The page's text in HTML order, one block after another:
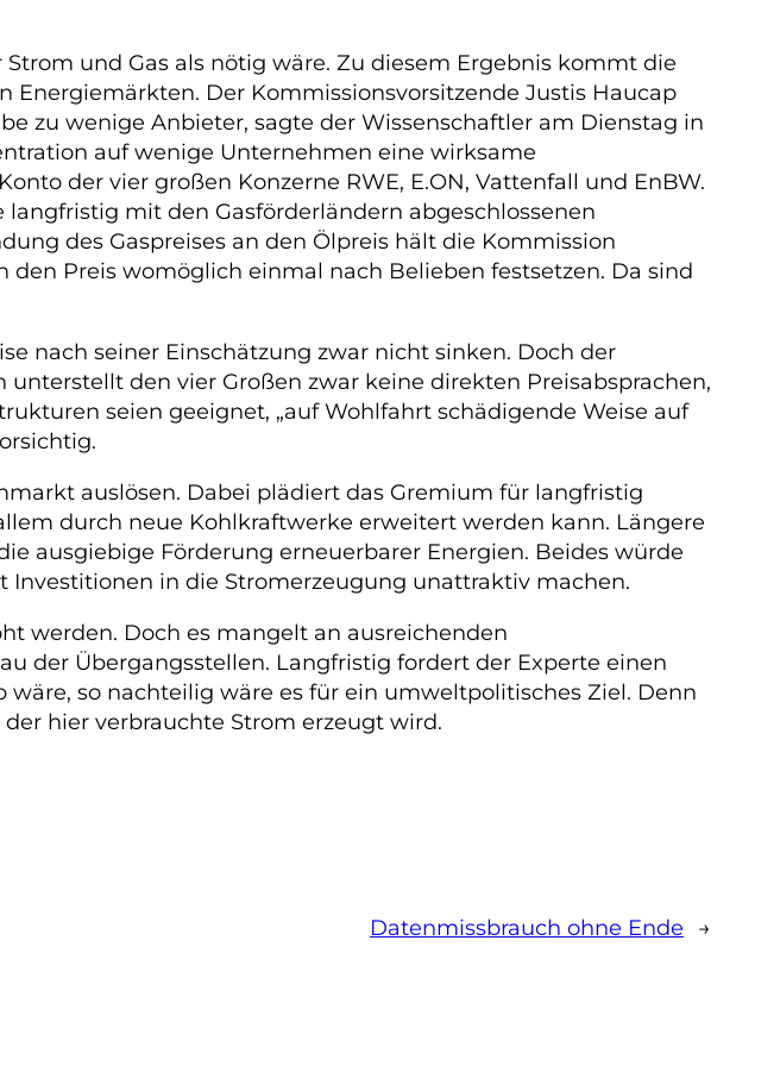
und Gas als nötig wäre. Zu diesem Ergebnis kommt die
Der Kommissionsvorsitzende Justis Haucap
zu wenige Anbieter, sagte der Wissenschaftler am Dienstag in
auf wenige Unternehmen eine wirksame
der vier großen Konzerne RWE, E.ON, Vattenfall und EnBW.
mit den Gasförderländern abgeschlossenen
des Gaspreises an den Ölpreis hält die Kommission
Preis womöglich einmal nach Belieben festsetzen. Da sind
nach seiner Einschätzung zwar nicht sinken. Doch der
den vier Großen zwar keine direkten Preisabsprachen,
seien geeignet, „auf Wohlfahrt schädigende Weise auf
auslösen. Dabei plädiert das Gremium für langfristig
durch neue Kohlkraftwerke erweitert werden kann. Längere
ausgiebige Förderung erneuerbarer Energien. Beides würde
in die Stromerzeugung unattraktiv machen.
werden. Doch es mangelt an ausreichenden
der Übergangsstellen. Langfristig fordert der Experte einen
so nachteilig wäre es für ein umweltpolitisches Ziel. Denn
hier verbrauchte Strom erzeugt wird.
Datenmissbrauch ohne Ende →